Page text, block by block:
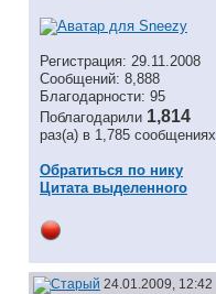
Регистрация: 29.11.2008
Сообщений: 8,888
Благодарности: 95
Поблагодарили 1,814
раз(а) в 1,785 сообщениях
Обратиться по нику
Цитата выделенного
24.01.2009, 12:42